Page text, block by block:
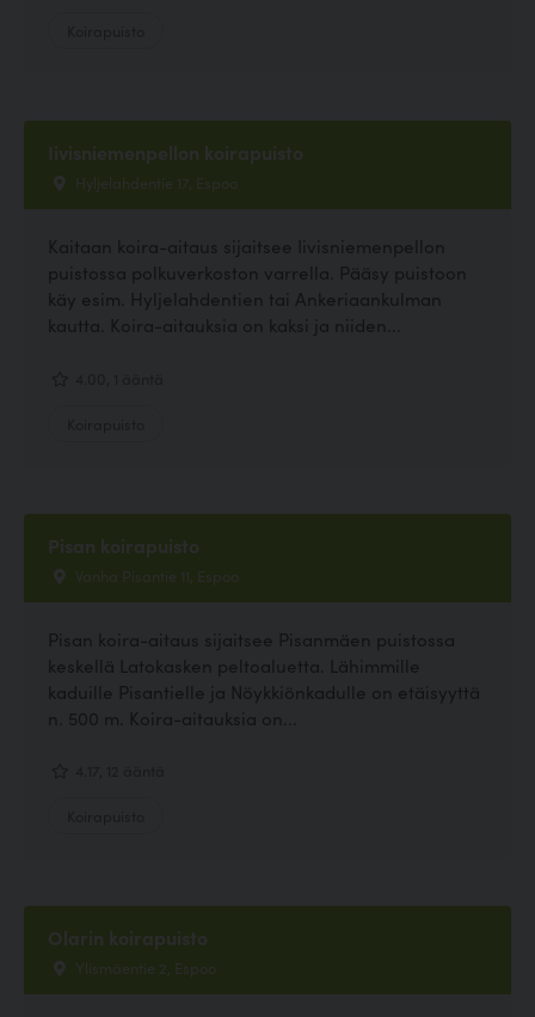
Iivisniemenpellon koirapuisto
Hyljelahdentie 17, Espoo
Kaitaan koira-aitaus sijaitsee Iivisniemenpellon
puistossa polkuverkoston varrella. Pääsy puistoon
käy esim. Hyljelahdentien tai Ankeriaankulman
kautta. Koira-aitauksia on kaksi ja niiden...
Pisan koirapuisto
Vanha Pisantie 11, Espoo
Pisan koira-aitaus sijaitsee Pisanmäen puistossa
keskellä Latokasken peltoaluetta. Lähimmille
kaduille Pisantielle ja Nöykkiönkadulle on etäisyyttä
n. 500 m. Koira-aitauksia on...
Olarin koirapuisto
Ylismäentie 2, Espoo